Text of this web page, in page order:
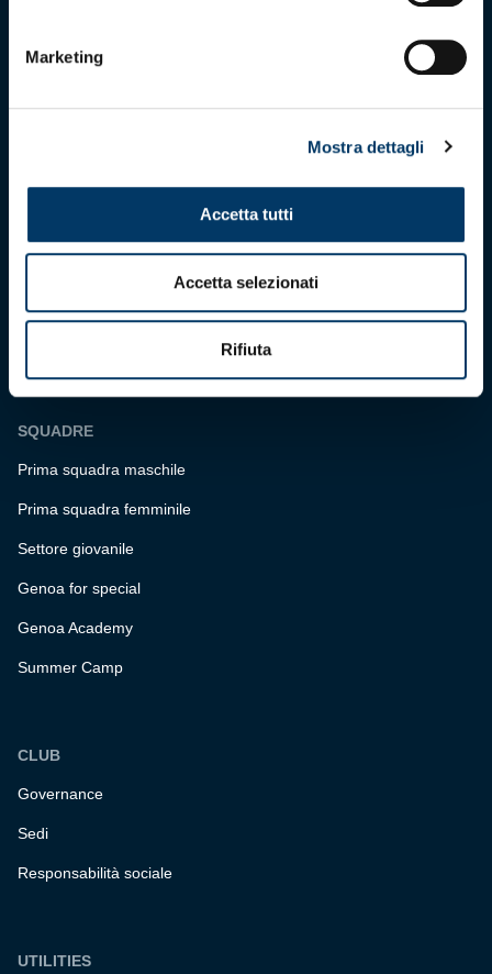
Marketing
Mostra dettagli
Accetta tutti
Accetta selezionati
Rifiuta
Biglietteria
SQUADRE
Prima squadra maschile
Prima squadra femminile
Settore giovanile
Genoa for special
Genoa Academy
Summer Camp
CLUB
Governance
Sedi
Responsabilità sociale
UTILITIES